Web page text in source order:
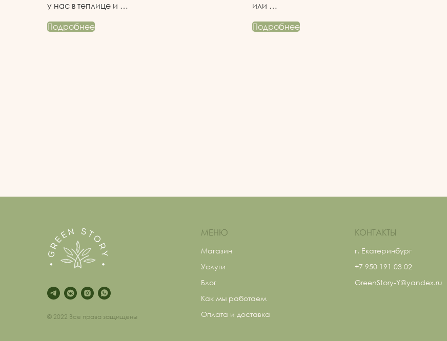
у нас в теплице и …
Подробнее
или …
Подробнее
© 2022 Все права защищены
МЕНЮ
Магазин
Услуги
Блог
Как мы работаем
Оплата и доставка
КОНТАКТЫ
г. Екатеринбург
+7 950 191 03 02
GreenStory-Y@yandex.ru